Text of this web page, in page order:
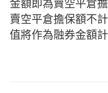
賣空平倉擔保額不
值將作為融券金額